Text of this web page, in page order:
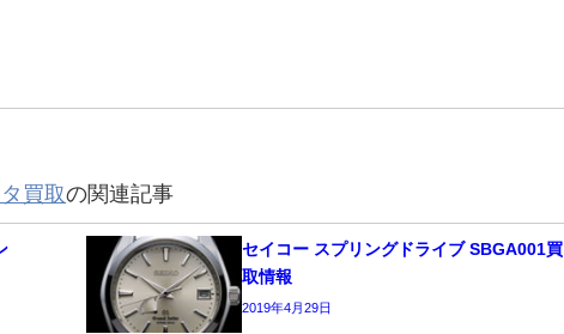
買取の関連記事
セイコー スプリングドライブ SBGA001買
取情報
2019年4月29日